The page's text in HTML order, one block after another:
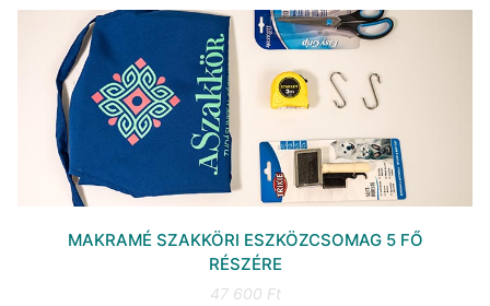
MAKRAMÉ SZAKKÖRI ESZKÖZCSOMAG 5 FŐ
RÉSZÉRE
47 600 Ft